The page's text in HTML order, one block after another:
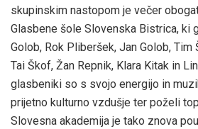
skupinskim nastopom je večer
Glasbene šole Slovenska Bistrica, ki
Golob, Rok Pliberšek, Jan Golob, Tim
Tai Škof, Žan Repnik, Klara Kitak in
glasbeniki so s svojo energijo in
prijetno kulturno vzdušje ter poželi
Slovesna akademija je tako znova